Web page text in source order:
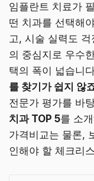
임플란트 치료가
떤 치과를 선택해
고, 시술 실력도
의 중심지로 우수
택의 폭이 넓습니
를 찾기가 쉽지 않
전문가 평가를 바
치과 TOP 5를 소
가격비교는 물론,
인해야 할 체크리